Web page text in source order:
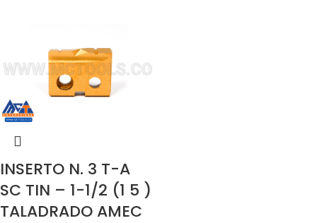
INSERTO N. 3 T-A
SC TIN – 1-1/2 (1 5 )
TALADRADO AMEC